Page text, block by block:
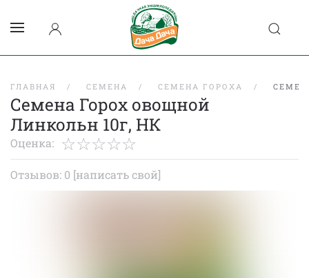
ГЛАВНАЯ СЕМЕНА СЕМЕНА ГОРОХА
Семена Горох овощной
Линкольн 10г, НК
Оценка:
Отзывов: 0 [написать свой]